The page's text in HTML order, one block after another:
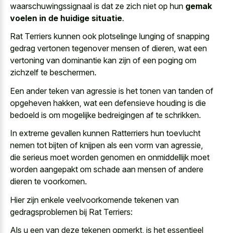
waarschuwingssignaal is dat ze zich niet op hun gemak
voelen in de huidige situatie.
Rat Terriers kunnen ook plotselinge lunging of snapping
gedrag vertonen tegenover mensen of dieren, wat een
vertoning van dominantie kan zijn of een poging om
zichzelf te beschermen.
Een ander teken van agressie is het tonen van tanden of
opgeheven hakken, wat een defensieve houding is die
bedoeld is om mogelijke bedreigingen af te schrikken.
In extreme gevallen kunnen Ratterriers hun toevlucht
nemen tot bijten of knijpen als een vorm van agressie,
die serieus moet worden genomen en onmiddellijk moet
worden aangepakt om schade aan mensen of andere
dieren te voorkomen.
Hier zijn enkele veelvoorkomende tekenen van
gedragsproblemen bij Rat Terriers:
Als u een van deze tekenen opmerkt, is het essentieel